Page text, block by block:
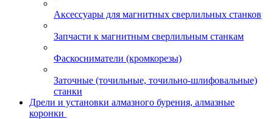
Аксессуары для магнитных сверлильных станков
Запчасти к магнитным сверлильным станкам
Фаскосниматели (кромкорезы)
Заточные (точильные, точильно-шлифовальные)
станки
Дрели и установки алмазного бурения, алмазные
коронки